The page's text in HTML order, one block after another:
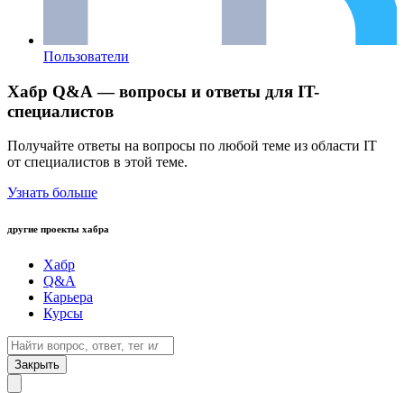
Пользователи
Хабр Q&A — вопросы и ответы для IT-
специалистов
Получайте ответы на вопросы по любой теме из области IT
от специалистов в этой теме.
Узнать больше
другие проекты хабра
Хабр
Q&A
Карьера
Курсы
Закрыть